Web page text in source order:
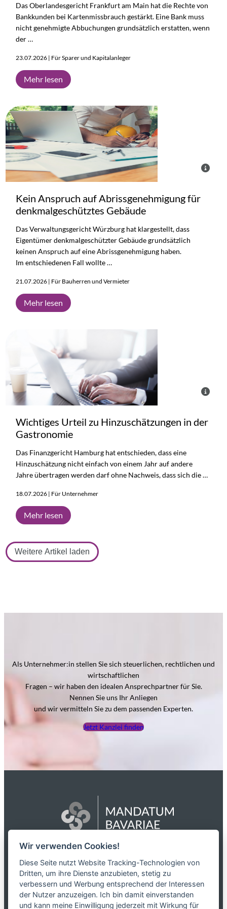
Das Oberlandesgericht Frankfurt am Main hat die Rechte von
Bankkunden bei Kartenmissbrauch gestärkt. Eine Bank muss
nicht genehmigte Abbuchungen grundsätzlich erstatten, wenn
der …
23.07.2026 | Für Sparer und Kapitalanleger
Mehr lesen
Kein Anspruch auf Abrissgenehmigung für
denkmalgeschütztes Gebäude
Das Verwaltungsgericht Würzburg hat klargestellt, dass
Eigentümer denkmalgeschützter Gebäude grundsätzlich
keinen Anspruch auf eine Abrissgenehmigung haben.
Im entschiedenen Fall wollte …
21.07.2026 | Für Bauherren und Vermieter
Mehr lesen
Wichtiges Urteil zu Hinzuschätzungen in der
Gastronomie
Das Finanzgericht Hamburg hat entschieden, dass eine
Hinzuschätzung nicht einfach von einem Jahr auf andere
Jahre übertragen werden darf ohne Nachweis, dass sich die …
18.07.2026 | Für Unternehmer
Mehr lesen
Weitere Artikel laden
Als Unternehmer:in stellen Sie sich steuerlichen, rechtlichen und
wirtschaftlichen
Fragen – wir haben den idealen Ansprechpartner für Sie.
Nennen Sie uns Ihr Anliegen
und wir vermitteln Sie zu dem passenden Experten.
Jetzt Kanzlei finden
Das Netzwerk
Partnerkanzleien
Karriere
Kontakt
Wir verwenden Cookies!
Diese Seite nutzt Website Tracking-Technologien von
Dritten, um ihre Dienste anzubieten, stetig zu
verbessern und Werbung entsprechend der Interessen
der Nutzer anzuzeigen. Ich bin damit einverstanden
und kann meine Einwilligung jederzeit mit Wirkung für